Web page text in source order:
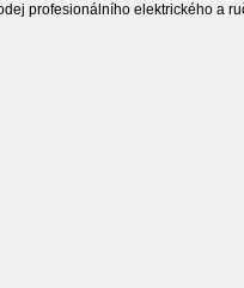
profesionálního elektrického a